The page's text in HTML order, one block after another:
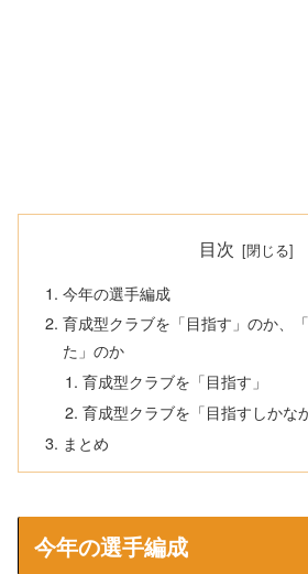
目次
今年の選手編成
育成型クラブを「目指す」のか、
た」のか
育成型クラブを「目指す」
育成型クラブを「目指すしかな
まとめ
今年の選手編成